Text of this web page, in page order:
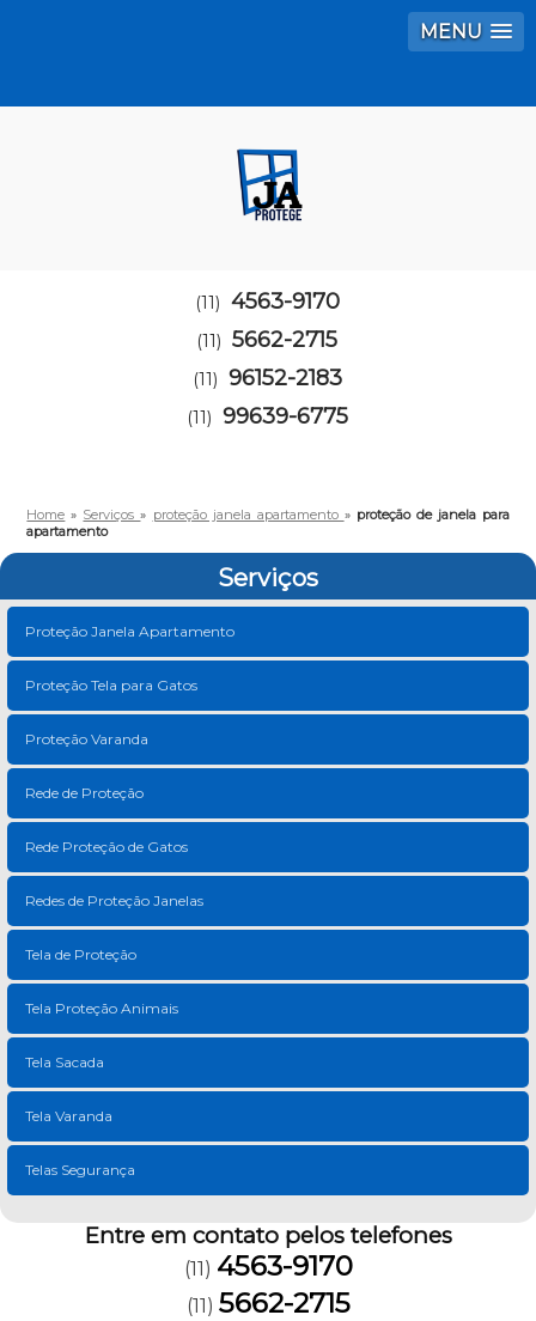
MENU
(11) 4563-9170
(11) 5662-2715
(11) 96152-2183
(11) 99639-6775
Home » Serviços» proteção janela apartamento » proteção de janela para
apartamento
Serviços
Proteção Janela Apartamento
Proteção Tela para Gatos
Proteção Varanda
Rede de Proteção
Rede Proteção de Gatos
Redes de Proteção Janelas
Tela de Proteção
Tela Proteção Animais
Tela Sacada
Tela Varanda
Telas Segurança
Entre em contato pelos telefones
(11) 4563-9170
(11) 5662-2715